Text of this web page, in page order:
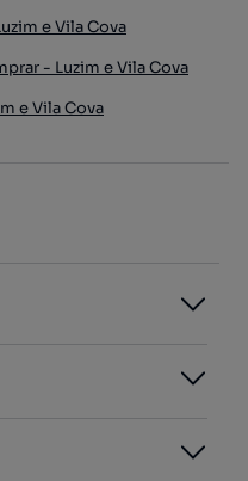
e Vila Cova
- Luzim e Vila Cova
e Vila Cova